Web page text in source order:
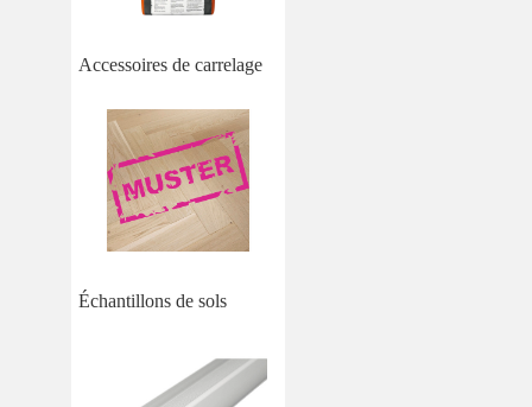
Accessoires de carrelage
Échantillons de sols